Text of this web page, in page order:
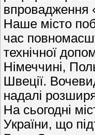
впровадження
Наше місто
час
технічної
Німеччині,
Швеції.
надалі
На сьогодні
України, що